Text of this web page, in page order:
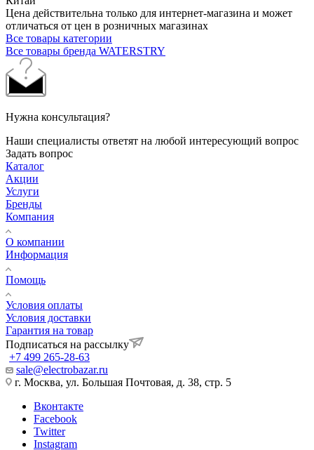
Цена действительна только для интернет-магазина и может
отличаться от цен в розничных магазинах
Все товары категории
Все товары бренда WATERSTRY
Нужна консультация?
Наши специалисты ответят на любой интересующий вопрос
Задать вопрос
Каталог
Акции
Услуги
Бренды
Компания
О компании
Информация
Помощь
Условия оплаты
Условия доставки
Гарантия на товар
Подписаться на рассылку
+7 499 265-28-63
sale@electrobazar.ru
г. Москва, ул. Большая Почтовая, д. 38, стр. 5
Вконтакте
Facebook
Twitter
Instagram